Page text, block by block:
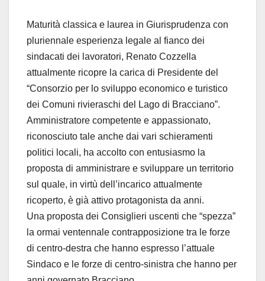
Maturità classica e laurea in Giurisprudenza con
pluriennale esperienza legale al fianco dei
sindacati dei lavoratori, Renato Cozzella
attualmente ricopre la carica di Presidente del
“Consorzio per lo sviluppo economico e turistico
dei Comuni rivieraschi del Lago di Bracciano”.
Amministratore competente e appassionato,
riconosciuto tale anche dai vari schieramenti
politici locali, ha accolto con entusiasmo la
proposta di amministrare e sviluppare un territorio
sul quale, in virtù dell’incarico attualmente
ricoperto, è già attivo protagonista da anni.
Una proposta dei Consiglieri uscenti che “spezza”
la ormai ventennale contrapposizione tra le forze
di centro-destra che hanno espresso l’attuale
Sindaco e le forze di centro-sinistra che hanno per